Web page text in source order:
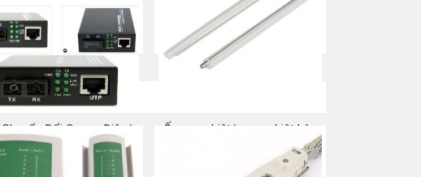
Đổi Quang Điện/
Quang 10/100M
Ống co nhiệt/ nung nhiệt hàn
Mua ngay